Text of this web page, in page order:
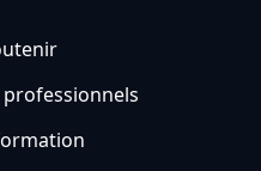
professionnels